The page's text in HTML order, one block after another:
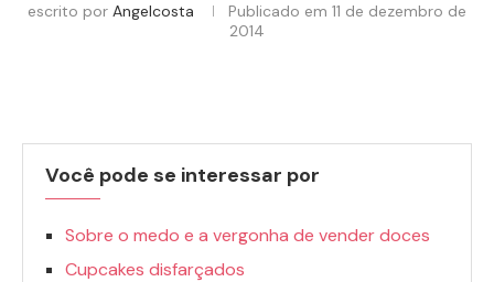
escrito por Angelcosta Publicado em 11 de dezembro de
2014
Você pode se interessar por
Sobre o medo e a vergonha de vender doces
Cupcakes disfarçados